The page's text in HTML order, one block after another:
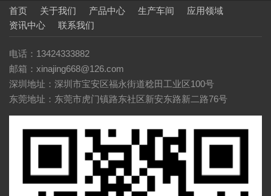
首页 关于我们 产品中心 生产车间
应用领域
资讯中心
联系我们
电话：13424333882
邮箱：xinajing668@126.com
深圳地址：深圳市宝安区福永街道稔田工业区100号
东莞地址：东莞市虎门镇路东社区新安东路新二路76号